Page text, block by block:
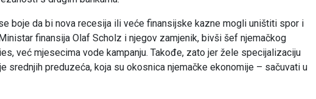
boje da bi nova recesija ili veće finansijske kazne mogli uništiti spor i
finansija Olaf Scholz i njegov zamjenik, bivši šef njemačkog
već mjesecima vode kampanju. Takođe, zato jer žele specijalizaciju
srednjih preduzeća, koja su okosnica njemačke ekonomije – sačuvati u